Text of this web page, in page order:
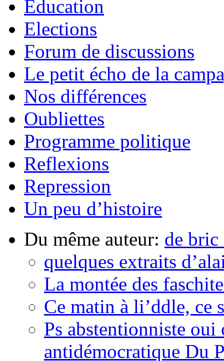
Education
Elections
Forum de discussions
Le petit écho de la
Nos différences
Oubliettes
Programme politique
Reflexions
Repression
Un peu d’histoire
Du même auteur: de bric
quelques extraits
La montée des
Ce matin à li’ddle, ce
Ps abstentionniste
antidémocratique Du